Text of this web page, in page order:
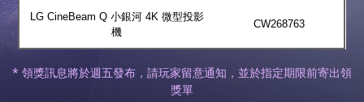
LG CineBeam Q 小銀河 4K 微型投影
機
CW268763
* 領獎訊息將於週五發布，請玩家留意通知，並於指定期限前寄出領
獎單